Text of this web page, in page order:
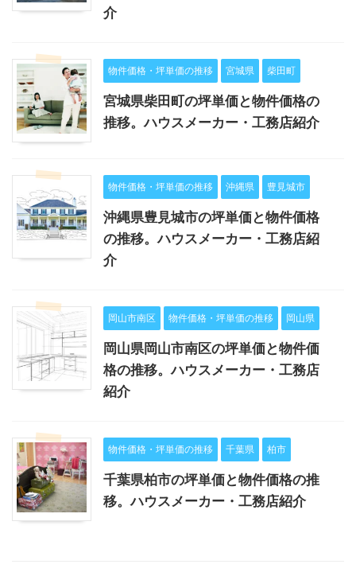
介
物件価格・坪単価の推移 宮城県 柴田町
宮城県柴田町の坪単価と物件価格の
推移。ハウスメーカー・工務店紹介
物件価格・坪単価の推移 沖縄県 豊見城市
沖縄県豊見城市の坪単価と物件価格
の推移。ハウスメーカー・工務店紹
介
岡山市南区 物件価格・坪単価の推移 岡山県
岡山県岡山市南区の坪単価と物件価
格の推移。ハウスメーカー・工務店
紹介
物件価格・坪単価の推移 千葉県 柏市
千葉県柏市の坪単価と物件価格の推
移。ハウスメーカー・工務店紹介